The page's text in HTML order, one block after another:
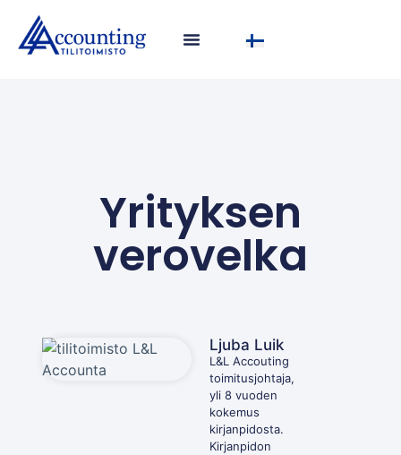
Yrityksen
verovelka
Ljuba Luik
L&L Accouting
toimitusjohtaja,
yli 8 vuoden
kokemus
kirjanpidosta.
Kirjanpidon